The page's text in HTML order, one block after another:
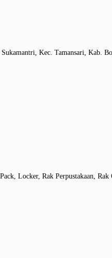
Kec. Tamansari, Kab.
Locker, Rak Perpustakaan,